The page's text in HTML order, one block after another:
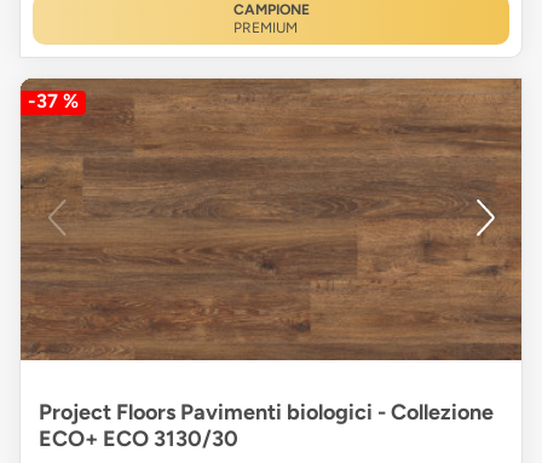
CAMPIONE
PREMIUM
-37 %
Project Floors Pavimenti biologici - Collezione
ECO+ ECO 3130/30